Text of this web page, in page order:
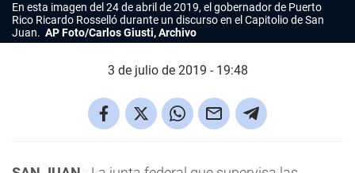
En esta imagen del 24 de abril de 2019, el gobernador de Puerto
Rico Ricardo Rosselló durante un discurso en el Capitolio de San
Juan. AP Foto/Carlos Giusti, Archivo
3 de julio de 2019 - 19:48